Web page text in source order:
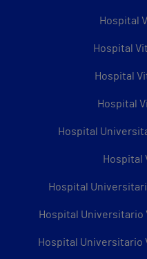
Hospital
Hospital
Hospital
Hospital
Hospital
Hospital
Hospital
Hospital Universitario
Hospital Universitario